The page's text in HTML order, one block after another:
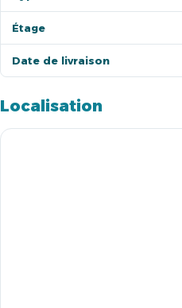
Étage
Date de livraison
Localisation